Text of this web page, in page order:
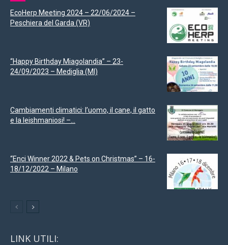
EcoHerp Meeting 2024 – 22/06/2024 –
Peschiera del Garda (VR)
“Happy Birthday Miagolandia” – 23-
24/09/2023 – Mediglia (MI)
Cambiamenti climatici: l’uomo, il cane, il gatto
e la leishmaniosi! –...
“Enci Winner 2022 & Pets on Christmas” – 16-
18/12/2022 – Milano
LINK UTILI: